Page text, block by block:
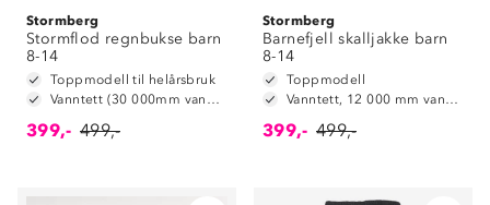
Stormberg
Stormflod regnbukse barn
8-14
Toppmodell til helårsbruk
Vanntett (30 000mm vannsøyle)
399,- 499,-
Stormberg
Barnefjell skalljakke barn
8-14
Toppmodell
Vanntett, 12 000 mm vannsøyle
399,- 499,-